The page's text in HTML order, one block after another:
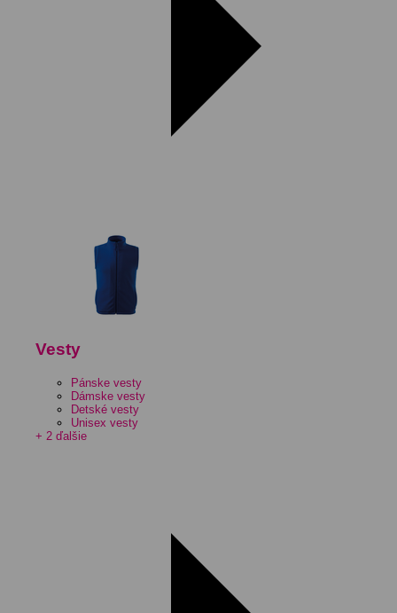
Vesty
Pánske vesty
Dámske vesty
Detské vesty
Unisex vesty
+ 2 ďalšie